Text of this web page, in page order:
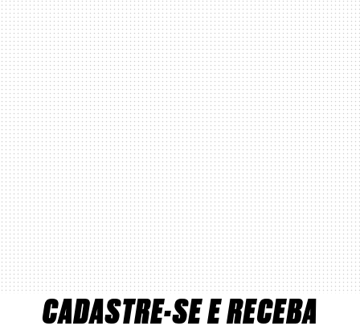
CADASTRE-SE E RECEBA